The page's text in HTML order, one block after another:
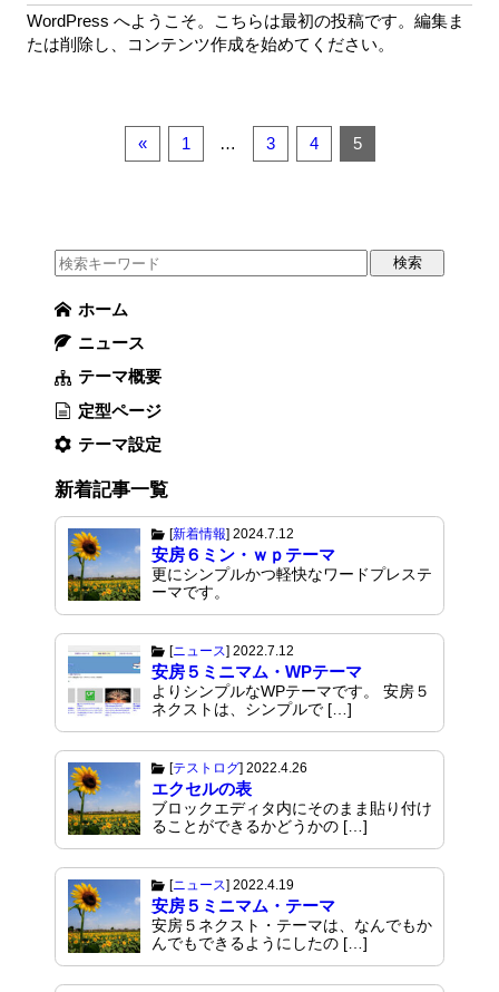
WordPress へようこそ。こちらは最初の投稿です。編集ま
たは削除し、コンテンツ作成を始めてください。
« 1 … 3 4 5
ホーム
ニュース
テーマ概要
定型ページ
テーマ設定
新着記事一覧
[新着情報] 2024.7.12
安房６ミン・ｗｐテーマ
更にシンプルかつ軽快なワードプレステ
ーマです。
[ニュース] 2022.7.12
安房５ミニマム・WPテーマ
よりシンプルなWPテーマです。 安房５
ネクストは、シンプルで […]
[テストログ] 2022.4.26
エクセルの表
ブロックエディタ内にそのまま貼り付け
ることができるかどうかの […]
[ニュース] 2022.4.19
安房５ミニマム・テーマ
安房５ネクスト・テーマは、なんでもか
んでもできるようにしたの […]